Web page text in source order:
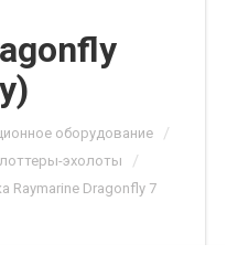
оборудование /
эхолоты /
Raymarine Dragonfly 7